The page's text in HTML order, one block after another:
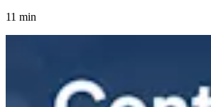
11 min